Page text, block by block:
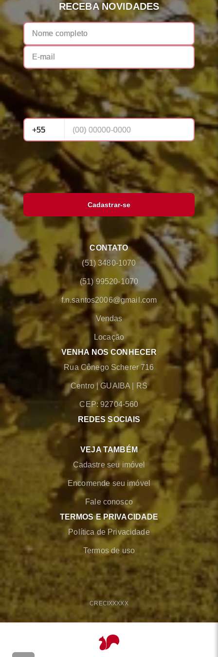
RECEBA NOVIDADES
Cadastrar-se
CONTATO
(51) 3480-1070
(51) 99520-1070
f.n.santos2006@gmail.com
Vendas
Locação
VENHA NOS CONHECER
Rua Cônego Scherer 716
Centro |GUAIBA RS
CEP: 92704-560
REDES SOCIAIS
VEJA TAMBÉM
Cadastre seu imóvel
Encomende seu imóvel
Fale conosco
TERMOS E PRIVACIDADE
Política de Privacidade
Termos de uso
CRECIXXXXX